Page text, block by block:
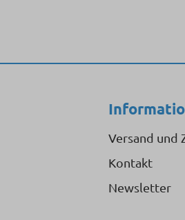
Versand und
Kontakt
Newsletter